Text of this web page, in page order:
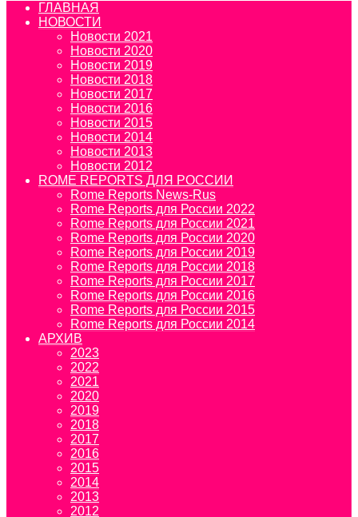
ГЛАВНАЯ
НОВОСТИ
Новости 2021
Новости 2020
Новости 2019
Новости 2018
Новости 2017
Новости 2016
Новости 2015
Новости 2014
Новости 2013
Новости 2012
ROME REPORTS ДЛЯ РОССИИ
Rome Reports News-Rus
Rome Reports для России 2022
Rome Reports для России 2021
Rome Reports для России 2020
Rome Reports для России 2019
Rome Reports для России 2018
Rome Reports для России 2017
Rome Reports для России 2016
Rome Reports для России 2015
Rome Reports для России 2014
АРХИВ
2023
2022
2021
2020
2019
2018
2017
2016
2015
2014
2013
2012